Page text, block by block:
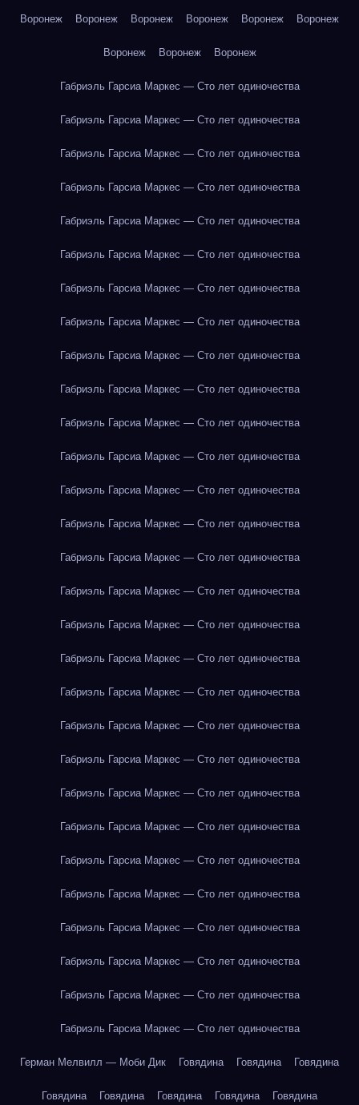
Воронеж Воронеж Воронеж Воронеж Воронеж Воронеж
Воронеж Воронеж Воронеж
Габриэль Гарсиа Маркес — Сто лет одиночества
Габриэль Гарсиа Маркес — Сто лет одиночества
Габриэль Гарсиа Маркес — Сто лет одиночества
Габриэль Гарсиа Маркес — Сто лет одиночества
Габриэль Гарсиа Маркес — Сто лет одиночества
Габриэль Гарсиа Маркес — Сто лет одиночества
Габриэль Гарсиа Маркес — Сто лет одиночества
Габриэль Гарсиа Маркес — Сто лет одиночества
Габриэль Гарсиа Маркес — Сто лет одиночества
Габриэль Гарсиа Маркес — Сто лет одиночества
Габриэль Гарсиа Маркес — Сто лет одиночества
Габриэль Гарсиа Маркес — Сто лет одиночества
Габриэль Гарсиа Маркес — Сто лет одиночества
Габриэль Гарсиа Маркес — Сто лет одиночества
Габриэль Гарсиа Маркес — Сто лет одиночества
Габриэль Гарсиа Маркес — Сто лет одиночества
Габриэль Гарсиа Маркес — Сто лет одиночества
Габриэль Гарсиа Маркес — Сто лет одиночества
Габриэль Гарсиа Маркес — Сто лет одиночества
Габриэль Гарсиа Маркес — Сто лет одиночества
Габриэль Гарсиа Маркес — Сто лет одиночества
Габриэль Гарсиа Маркес — Сто лет одиночества
Габриэль Гарсиа Маркес — Сто лет одиночества
Габриэль Гарсиа Маркес — Сто лет одиночества
Габриэль Гарсиа Маркес — Сто лет одиночества
Габриэль Гарсиа Маркес — Сто лет одиночества
Габриэль Гарсиа Маркес — Сто лет одиночества
Габриэль Гарсиа Маркес — Сто лет одиночества
Габриэль Гарсиа Маркес — Сто лет одиночества
Герман Мелвилл — Моби Дик Говядина Говядина Говядина
Говядина Говядина Говядина Говядина Говядина